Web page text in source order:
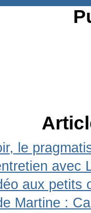
le
avec
aux petits
Martine :